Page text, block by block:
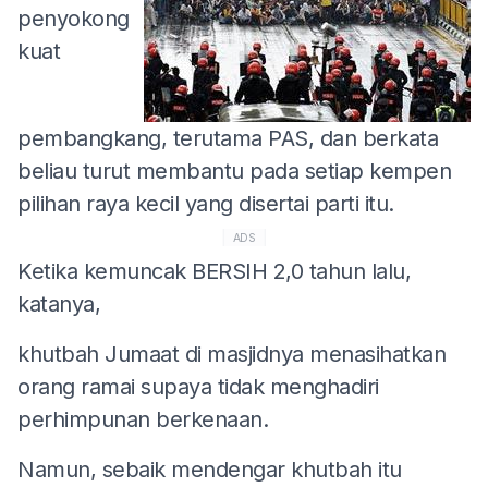
penyokong
kuat
pembangkang, terutama PAS, dan berkata
beliau turut membantu pada setiap kempen
pilihan raya kecil yang disertai parti itu.
ADS
Ketika kemuncak BERSIH 2,0 tahun lalu,
katanya,
khutbah Jumaat di masjidnya menasihatkan
orang ramai supaya tidak menghadiri
perhimpunan berkenaan.
Namun, sebaik mendengar khutbah itu